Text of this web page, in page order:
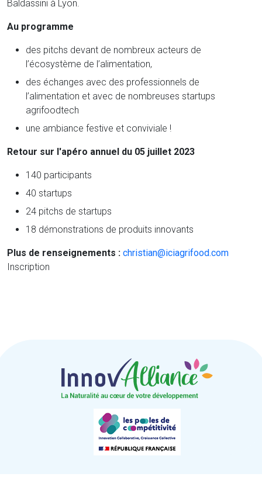
Baldassini à Lyon.
Au programme
des pitchs devant de nombreux acteurs de
l’écosystème de l’alimentation,
des échanges avec des professionnels de
l’alimentation et avec de nombreuses startups
agrifoodtech
une ambiance festive et conviviale !
Retour sur l'apéro annuel du 05 juillet 2023
140 participants
40 startups
24 pitchs de startups
18 démonstrations de produits innovants
Plus de renseignements : christian@iciagrifood.com
Inscription